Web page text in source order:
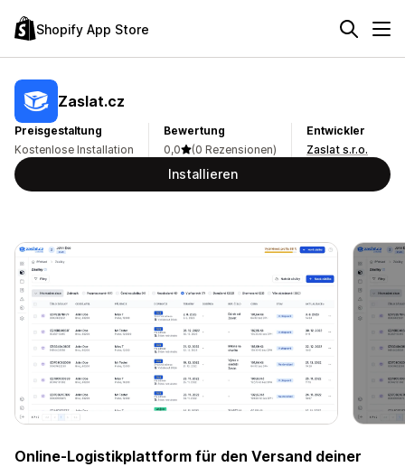
Shopify App Store
Zaslat.cz
Preisgestaltung
Kostenlose Installation
Bewertung
0,0
(0 Rezensionen)
Entwickler
Zaslat s.r.o.
Installieren
Online-Logistikplattform für den Versand deiner